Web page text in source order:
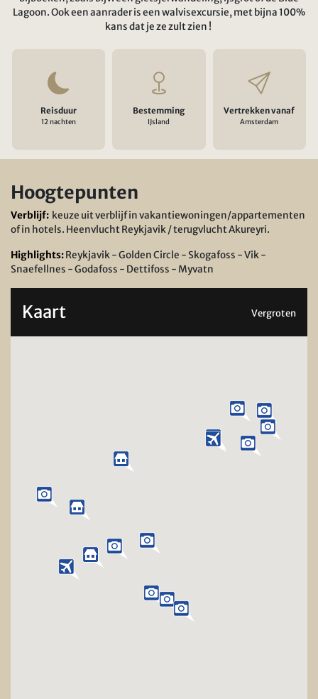
Lagoon. Ook een aanrader is een walvisexcursie, met bijna 100%
kans dat je ze zult zien !
Reisduur
12 nachten
Bestemming
IJsland
Vertrekken vanaf
Amsterdam
Hoogtepunten
Verblijf: keuze uit verblijf in vakantiewoningen/appartementen
of in hotels. Heenvlucht Reykjavik / terugvlucht Akureyri.
Highlights:Reykjavik - Golden Circle - Skogafoss - Vik -
Snaefellnes - Godafoss - Dettifoss - Myvatn
Kaart Vergroten